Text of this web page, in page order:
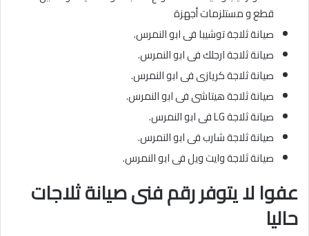
قطع و مستلزمات أجهزة
صيانة ثلاجة توشيبا فى ابو النمرس.
صيانة ثلاجة ارجلك فى ابو النمرس.
صيانة ثلاجة كريازى فى ابو النمرس.
صيانة ثلاجة هيتاشى فى ابو النمرس.
صيانة ثلاجة LG فى ابو النمرس.
صيانة ثلاجة شارب فى ابو النمرس.
صيانة ثلاجة وايت ويل فى ابو النمرس.
عفوا لا يتوفر رقم فنى صيانة ثلاجات
حاليا